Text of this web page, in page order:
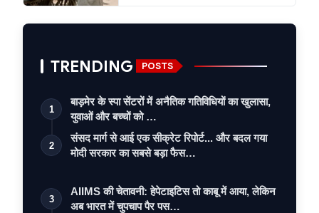
TRENDING POSTS
1
बाड़मेर के स्पा सेंटरों में अनैतिक गतिविधियों का खुलासा,
युवाओं और बच्चों को …
2
संसद मार्ग से आई एक सीक्रेट रिपोर्ट... और बदल गया
मोदी सरकार का सबसे बड़ा फैस…
3
AIIMS की चेतावनी: हेपेटाइटिस तो काबू में आया, लेकिन
अब भारत में चुपचाप पैर पस…